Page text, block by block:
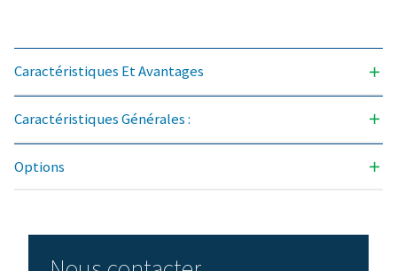
DÉBIT D'AIR NOMINAL À L'ENTRÉE DU SÉCHEUR (M3/
360 - 1080
PRESSION TEMPÉRATURE D'ENTRÉE (°C)